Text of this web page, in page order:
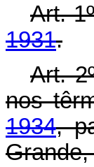
Art.
1931.
Art.
nos
1934,